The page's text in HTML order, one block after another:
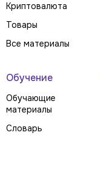
Криптовалюта
Товары
Все материалы
Обучение
Обучающие
материалы
Словарь